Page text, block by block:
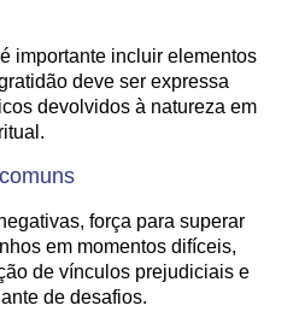
importante incluir elementos
deve ser expressa
devolvidos à natureza em
força para superar
em momentos difíceis,
de vínculos prejudiciais e
de desafios.